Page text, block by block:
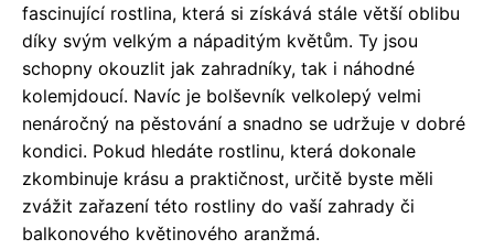
fascinující rostlina, která si získává stále větší oblibu
díky svým velkým a nápaditým květům. Ty jsou
schopny okouzlit jak zahradníky, tak i náhodné
kolemjdoucí. Navíc je bolševník velkolepý velmi
nenáročný na pěstování a snadno se udržuje v dobré
kondici. Pokud hledáte rostlinu, která dokonale
zkombinuje krásu a praktičnost, určitě byste měli
zvážit zařazení této rostliny do vaší zahrady či
balkonového květinového aranžmá.